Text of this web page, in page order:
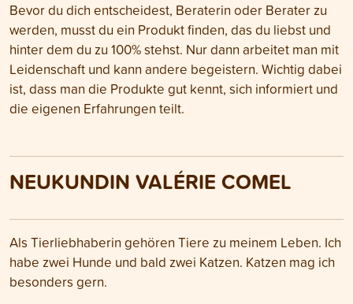
Bevor du dich entscheidest, Beraterin oder Berater zu
werden, musst du ein Produkt finden, das du liebst und
hinter dem du zu 100% stehst. Nur dann arbeitet man mit
Leidenschaft und kann andere begeistern. Wichtig dabei
ist, dass man die Produkte gut kennt, sich informiert und
die eigenen Erfahrungen teilt.
NEUKUNDIN VALÉRIE COMEL
Als Tierliebhaberin gehören Tiere zu meinem Leben. Ich
habe zwei Hunde und bald zwei Katzen. Katzen mag ich
besonders gern.